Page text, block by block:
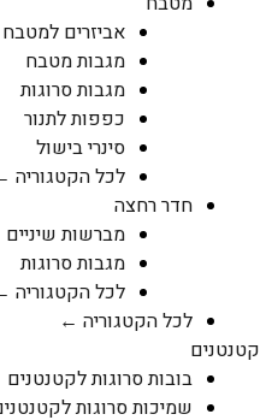
אביזרים למטבח
מגבות מטבח
מגבות סרוגות
כפפות לתנור
סינרי בישול
לכל הקטגוריה
חדר רחצה
מברשות שיניים
מגבות סרוגות
לכל הקטגוריה
לכל הקטגוריה ←
קטנטנים
בובות סרוגות לקטנטנים
שמיכות סרוגות